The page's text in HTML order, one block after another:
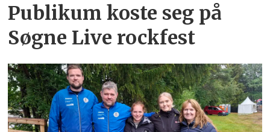
Publikum koste seg på
Søgne Live rockfest